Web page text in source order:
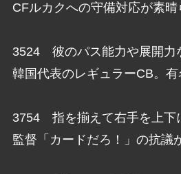
CFルカクへの守備対応が素晴
3524 彼のパス能力や展開力
韓国代表のレギュラーCB。有
3754 指を揃えて右手を上下
監督「カードだろ！」の抗議